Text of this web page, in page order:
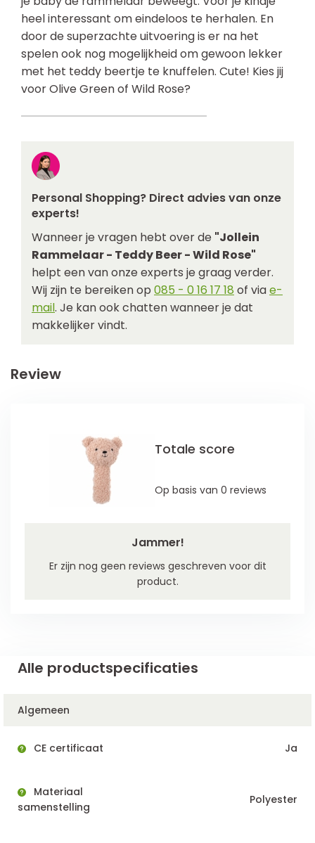
heel interessant om eindeloos te herhalen. En
door de superzachte uitvoering is er na het
spelen ook nog mogelijkheid om gewoon lekker
met het teddy beertje te knuffelen. Cute! Kies jij
voor Olive Green of Wild Rose?
Personal Shopping? Direct advies van onze
experts!
Wanneer je vragen hebt over de "Jollein
Rammelaar - Teddy Beer - Wild Rose"
helpt een van onze experts je graag verder.
Wij zijn te bereiken op 085 - 0 16 17 18 of viae-
mail. Je kan ook chatten wanneer je dat
makkelijker vindt.
Review
Jammer!
Er zijn nog geen reviews geschreven voor dit
product.
Totale score
Op basis van 0 reviews
Alle productspecificaties
Algemeen
CE certificaat Ja
Materiaal
samenstelling
Polyester